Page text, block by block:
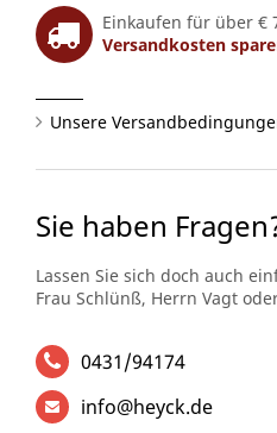
Einkaufen für über €
Versandkosten
Unsere
Sie haben
Lassen Sie sich doch auch
Frau Schlünß, Herrn Vagt
0431/94174
info@heyck.de